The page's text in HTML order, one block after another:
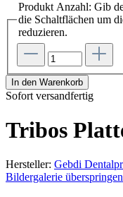
Produkt Anzahl: Gib
die Schaltflächen um
reduzieren.
In den Warenkorb
Sofort versandfertig
Tribos
Hersteller: Gebdi
Bildergalerie überspringen